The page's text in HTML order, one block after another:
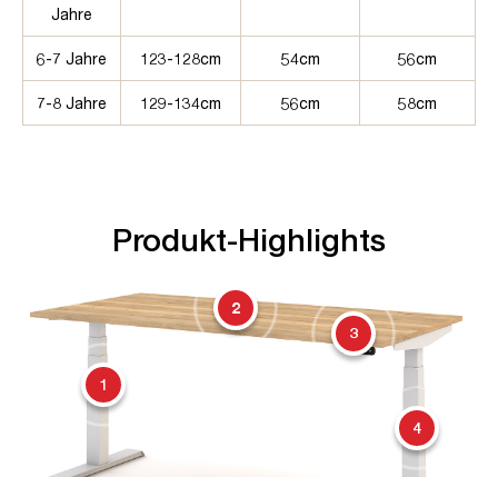
Jahre
6-7 Jahre 123-128cm 54cm 56cm
7-8 Jahre 129-134cm 56cm 58cm
Produkt-Highlights
1
2
3
4